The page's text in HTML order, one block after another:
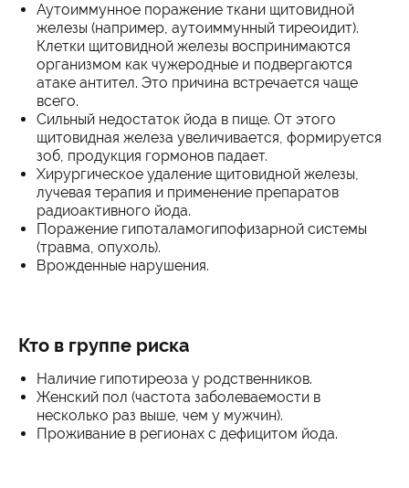
Аутоиммунное поражение ткани щитовидной
железы (например, аутоиммунный тиреоидит).
Клетки щитовидной железы воспринимаются
организмом как чужеродные и подвергаются
атаке антител. Это причина встречается чаще
всего.
Сильный недостаток йода в пище. От этого
щитовидная железа увеличивается, формируется
зоб, продукция гормонов падает.
Хирургическое удаление щитовидной железы,
лучевая терапия и применение препаратов
радиоактивного йода.
Поражение гипоталамогипофизарной системы
(травма, опухоль).
Врожденные нарушения.
Кто в группе риска
Наличие гипотиреоза у родственников.
Женский пол (частота заболеваемости в
несколько раз выше, чем у мужчин).
Проживание в регионах с дефицитом йода.